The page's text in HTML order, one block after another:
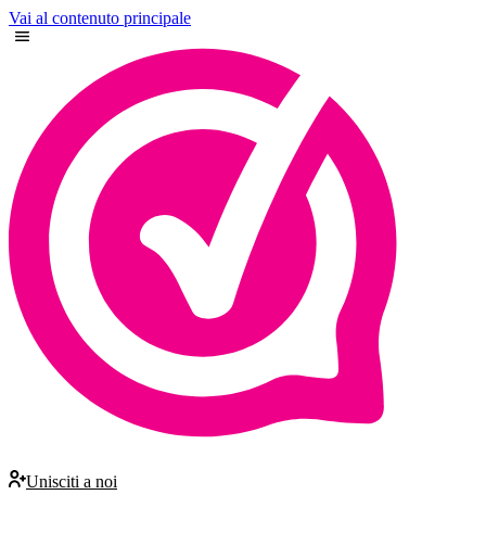
Vai al contenuto principale
Unisciti a noi